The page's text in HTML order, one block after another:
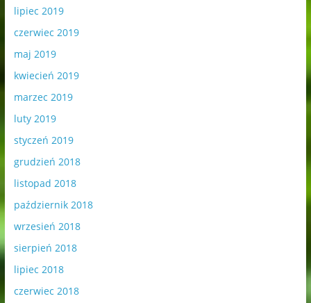
lipiec 2019
czerwiec 2019
maj 2019
kwiecień 2019
marzec 2019
luty 2019
styczeń 2019
grudzień 2018
listopad 2018
październik 2018
wrzesień 2018
sierpień 2018
lipiec 2018
czerwiec 2018